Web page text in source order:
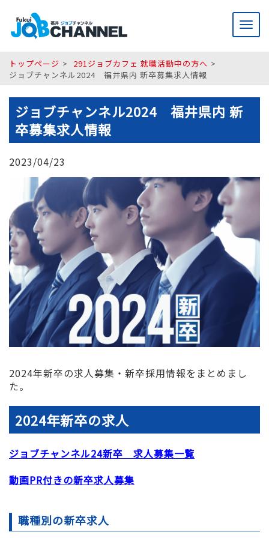
メ
ニ
トップページ
291ジョブカフェ 就職活動中の方へ
ジョブチャンネル2024 福井県内 新卒募集求人情報
ジョブチャンネル2024 福井県内 新
卒募集求人情報
2023/04/23
2024年新卒の求人募集・新卒採用情報をまとめまし
た。
2024年新卒の求人
ジョブチャンネル24新卒 求人募集一覧
動画PR付きの新卒求人募集
職種別の新卒求人